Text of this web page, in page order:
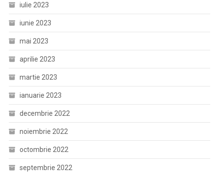
iulie 2023
iunie 2023
mai 2023
aprilie 2023
martie 2023
ianuarie 2023
decembrie 2022
noiembrie 2022
octombrie 2022
septembrie 2022